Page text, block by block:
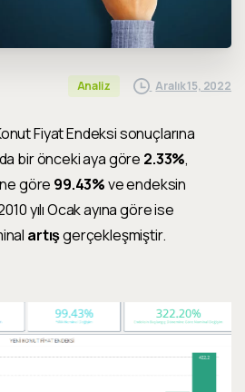
Analiz Aralık 15, 2022
Fiyat Endeksi sonuçlarına
bir önceki aya göre 2.33%,
göre 99.43%ve endeksin
yılı Ocak ayına göre ise
artışgerçekleşmiştir.